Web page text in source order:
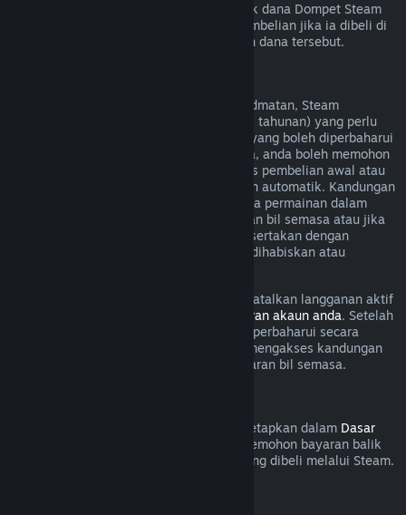
Anda boleh memohon bayaran balik untuk dana Dompet Steam
dalam masa empat belas hari selepas pembelian jika ia dibeli di
Steam dan jika anda belum menggunakan dana tersebut.
Untuk sesetengah kandungan dan perkhidmatan, Steam
menawarkan akses berkala (cth. bulanan, tahunan) yang perlu
dibayar secara berulang. Jika langganan yang boleh diperbaharui
tidak digunakan dalam kitaran bil semasa, anda boleh memohon
bayaran balik dalam masa 48 jam selepas pembelian awal atau
dalam masa 48 jam selepas pembaharuan automatik. Kandungan
dianggap telah digunakan jika mana-mana permainan dalam
langganan telah dimainkan semasa kitaran bil semasa atau jika
mana-mana faedah atau diskaun yang disertakan dengan
langganan telah digunakan, diubah suai, dihabiskan atau
Harap maklum bahawa anda boleh membatalkan langganan aktif
butiran akaun anda. Setelah
dibatalkan, langganan anda tidak akan diperbaharui secara
automatik lagi, tetapi anda masih boleh mengakses kandungan
dan faedah langganan sehingga akhir kitaran bil semasa.
Dalam tempoh masa dan proses yang ditetapkan dalam Dasar
, anda boleh memohon bayaran balik
untuk perkakasan dan aksesori Steam yang dibeli melalui Steam.